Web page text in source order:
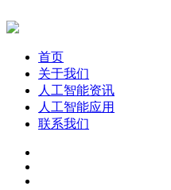
首页
关于我们
人工智能资讯
人工智能应用
联系我们